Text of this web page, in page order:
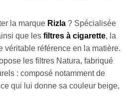
la marque Rizla ? Spécialisée
que les filtres à cigarette, la
véritable référence en la matière.
les filtres Natura, fabriqué
: composé notamment de
qui lui donne sa couleur beige,